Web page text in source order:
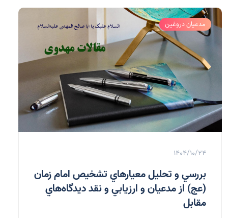
مدعیان دروغین
1404/10/24
بررسي و تحليل معيارهاي تشخيص امام زمان
(عج) از مدعيان و ارزيابي و نقد ديدگاه‌هاي
مقابل